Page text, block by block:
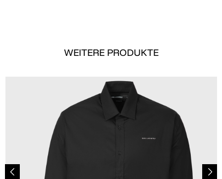
WEITERE PRODUKTE